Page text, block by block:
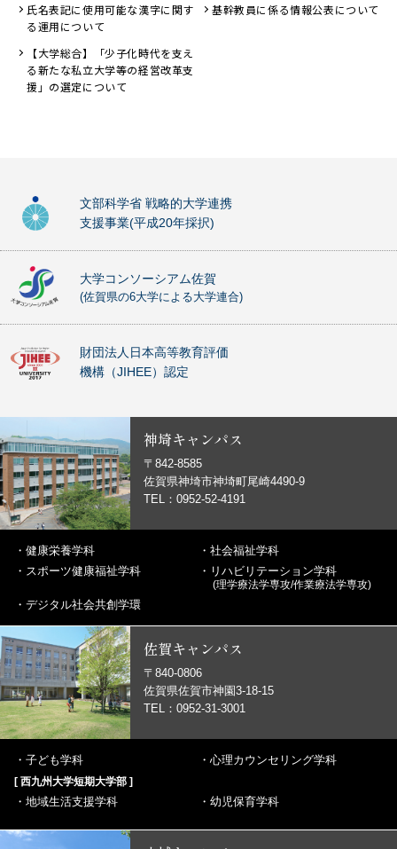
氏名表記に使用可能な漢字に関す
る運用について
基幹教員に係る情報公表について
【大学総合】「少子化時代を支え
る新たな私立大学等の経営改革支
援」の選定について
文部科学省 戦略的大学連携
支援事業(平成20年採択)
大学コンソーシアム佐賀
(佐賀県の6大学による大学連合)
財団法人日本高等教育評価
機構（JIHEE）認定
神埼キャンパス
〒842-8585
佐賀県神埼市神埼町尾崎4490-9
TEL：0952-52-4191
・ 健康栄養学科 ・ 社会福祉学科
・ スポーツ健康福祉学科 ・ リハビリテーション学科
(理学療法学専攻/作業療法学専攻)
・ デジタル社会共創学環
佐賀キャンパス
〒840-0806
佐賀県佐賀市神園3-18-15
TEL：0952-31-3001
・ 子ども学科 ・ 心理カウンセリング学科
[ 西九州大学短期大学部 ]
・ 地域生活支援学科 ・ 幼児保育学科